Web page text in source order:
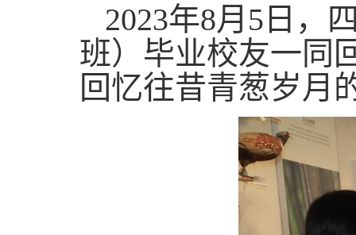
2023年8月5日，
班）毕业校友一同
回忆往昔青葱岁月